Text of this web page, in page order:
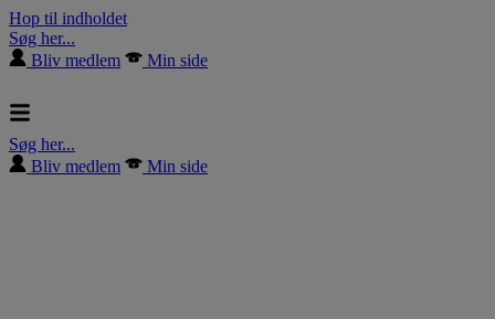
Hop til indholdet
Søg her...
Bliv medlem
Min side
Søg her...
Bliv medlem
Min side